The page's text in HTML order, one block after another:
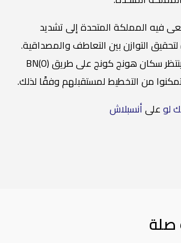
فيه المملكة المتحدة إلى تشديد
التوازن بين التعاطف والمصداقية.
في الوقت الراهن، ينتظر سكان هونج كونج على طريق BN(O)
من التخطيط لمستقبلهم وفقًا لذلك.
لوعلىأنسبلاش
صلة